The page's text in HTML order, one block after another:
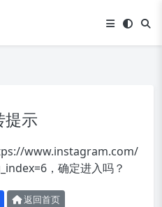
提示
www.instagram.com/
，确定进入吗？
返回首页